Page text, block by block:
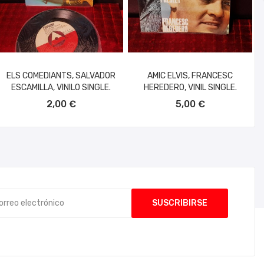
ELS COMEDIANTS, SALVADOR
ESCAMILLA, VINILO SINGLE.
2,00 €
AMIC ELVIS, FRANCESC
HEREDERO, VINIL SINGLE.
5,00 €